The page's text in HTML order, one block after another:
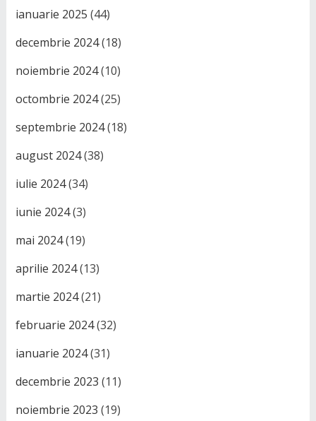
ianuarie 2025 (44)
decembrie 2024(18)
noiembrie 2024(10)
octombrie 2024(25)
septembrie 2024(18)
august 2024(38)
iulie 2024(34)
iunie 2024(3)
mai 2024(19)
aprilie 2024(13)
martie 2024(21)
februarie 2024(32)
ianuarie 2024(31)
decembrie 2023 (11)
noiembrie 2023 (19)